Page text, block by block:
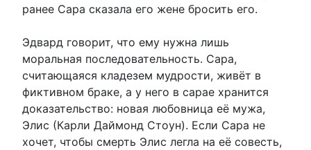
ранее Сара сказала его жене бросить его.
Эдвард говорит, что ему нужна лишь
моральная последовательность. Сара,
считающаяся кладезем мудрости, живёт в
фиктивном браке, а у него в сарае хранится
доказательство: новая любовница её мужа,
Элис (Карли Даймонд Стоун). Если Сара не
хочет, чтобы смерть Элис легла на её совесть,